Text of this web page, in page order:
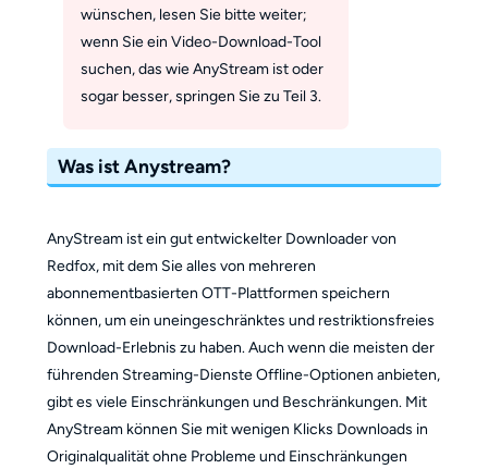
wünschen, lesen Sie bitte weiter;
wenn Sie ein Video-Download-Tool
suchen, das wie AnyStream ist oder
sogar besser, springen Sie zu Teil 3.
Was ist Anystream?
AnyStream ist ein gut entwickelter Downloader von
Redfox, mit dem Sie alles von mehreren
abonnementbasierten OTT-Plattformen speichern
können, um ein uneingeschränktes und restriktionsfreies
Download-Erlebnis zu haben. Auch wenn die meisten der
führenden Streaming-Dienste Offline-Optionen anbieten,
gibt es viele Einschränkungen und Beschränkungen. Mit
AnyStream können Sie mit wenigen Klicks Downloads in
Originalqualität ohne Probleme und Einschränkungen